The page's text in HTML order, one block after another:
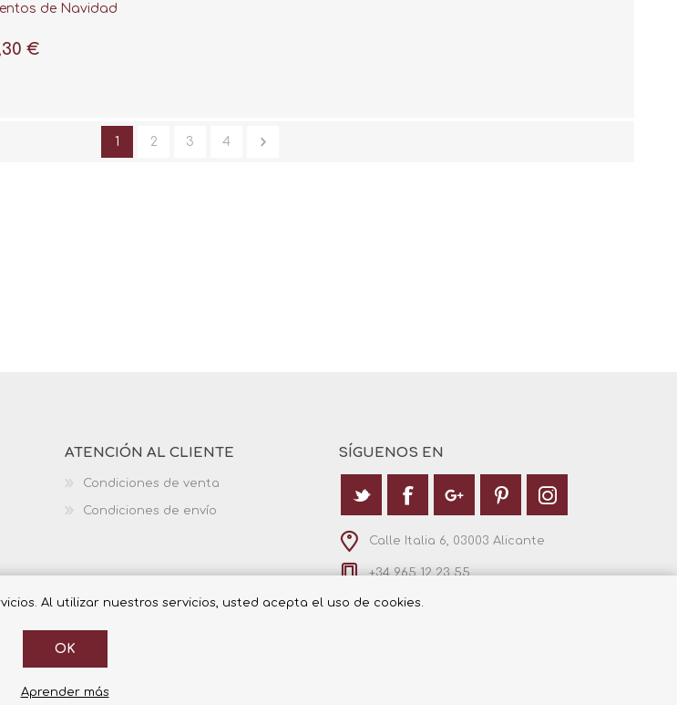
de Navidad
€
1 2 3 4
ATENCIÓN AL CLIENTE
Condiciones de venta
Condiciones de envío
SÍGUENOS EN
Calle Italia 6, 03003 Alicante
+34 965 12 23 55
Al utilizar nuestros servicios, usted acepta el uso de cookies.
OK
Aprender más